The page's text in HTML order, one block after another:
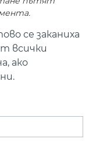
се заканиха
всички
ако